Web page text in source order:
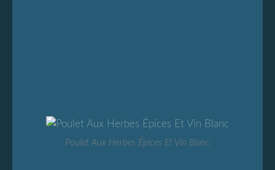
Poulet Aux Herbes Épices Et Vin Blanc